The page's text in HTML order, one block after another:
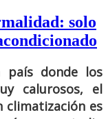
solo
país donde los
calurosos, el
climatización es